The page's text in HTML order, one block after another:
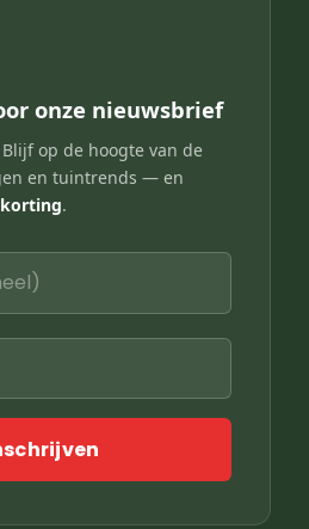
onze nieuwsbrief
op de hoogte van de
en tuintrends — en
.